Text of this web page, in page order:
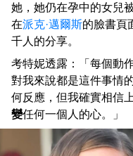
她，她仍在孕中的女兒
在派克·邁爾斯的臉書頁
千人的分享。
考特妮透露：「每個動
對我來說都是這件事情
何反應，但我確實相信
變任何一個人的心。」